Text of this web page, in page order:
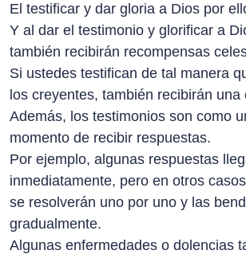
El testificar y dar gloria a Dios por
Y al dar el testimonio y glorificar a
también recibirán recompensas
Si ustedes testifican de tal manera
los creyentes, también recibirán una
Además, los testimonios son como
momento de recibir respuestas.
Por ejemplo, algunas respuestas
inmediatamente, pero en otros
se resolverán uno por uno y las
gradualmente.
Algunas enfermedades o dolencias